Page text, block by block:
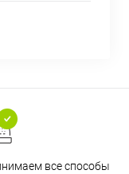
все способы